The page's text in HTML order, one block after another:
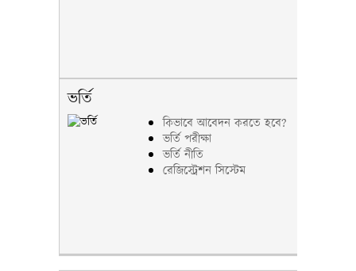
ভর্তি
কিভাবে আবেদন করতে হবে?
ভর্তি পরীক্ষা
ভর্তি নীতি
রেজিস্ট্রেশন সিস্টেম